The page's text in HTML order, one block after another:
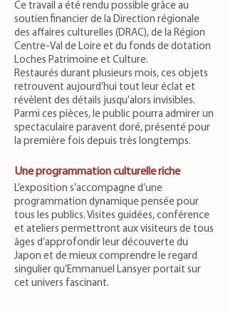
Ce travail a été rendu possible grâce au
soutien financier de la Direction régionale
des affaires culturelles (DRAC), de la Région
Centre-Val de Loire et du fonds de dotation
Loches Patrimoine et Culture.
Restaurés durant plusieurs mois, ces objets
retrouvent aujourd’hui tout leur éclat et
révèlent des détails jusqu’alors invisibles.
Parmi ces pièces, le public pourra admirer un
spectaculaire paravent doré, présenté pour
la première fois depuis très longtemps.
Une programmation culturelle riche
L’exposition s’accompagne d’une
programmation dynamique pensée pour
tous les publics. Visites guidées, conférence
et ateliers permettront aux visiteurs de tous
âges d’approfondir leur découverte du
Japon et de mieux comprendre le regard
singulier qu’Emmanuel Lansyer portait sur
cet univers fascinant.